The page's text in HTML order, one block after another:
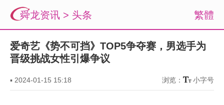
繁體
舜龙资讯 > 头条
爱奇艺《势不可挡》TOP5争夺赛，男选手为
晋级挑战女性引爆争议
▪ 2024-01-15 15:18 浏览： 小字号